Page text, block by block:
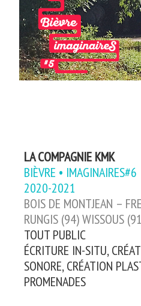
LA COMPAGNIE KMK
BIÈVRE • IMAGINAIRES#6
2020-2021
BOIS DE MONTJEAN –
RUNGIS (94) WISSOUS
TOUT PUBLIC
ÉCRITURE IN-SITU,
SONORE, CRÉATION
PROMENADES